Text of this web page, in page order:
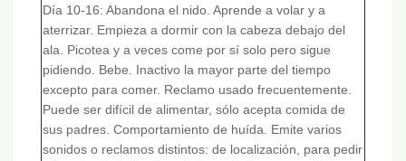
Día 10-16: Abandona el nido. Aprende a volar y a
aterrizar. Empieza a dormir con la cabeza debajo del
ala. Picotea y a veces come por sí solo pero sigue
pidiendo. Bebe. Inactivo la mayor parte del tiempo
excepto para comer. Reclamo usado frecuentemente.
Puede ser difícil de alimentar, sólo acepta comida de
sus padres. Comportamiento de huída. Emite varios
sonidos o reclamos distintos: de localización, para pedir